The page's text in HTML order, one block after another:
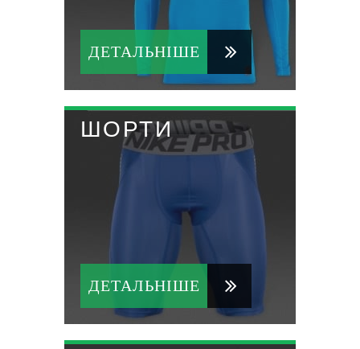
ДЕТАЛЬНІШЕ
ШОРТИ
ДЕТАЛЬНІШЕ